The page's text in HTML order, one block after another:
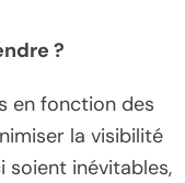
?
en fonction des
la visibilité
soient inévitables,